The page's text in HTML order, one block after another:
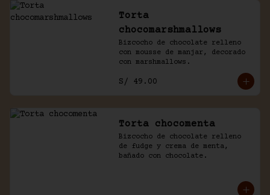
Torta
chocomarshmallows
Bizcocho de chocolate relleno
con mousse de manjar, decorado
con marshmallows.
S/ 49.00
Torta chocomenta
Bizcocho de chocolate relleno
de fudge y crema de menta,
bañado con chocolate.